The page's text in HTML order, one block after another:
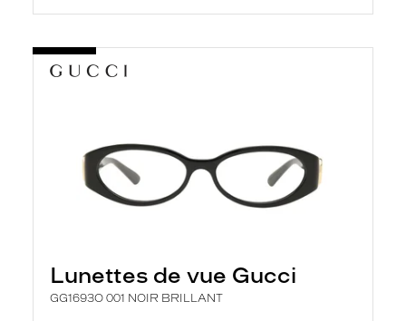
Lunettes de vue Gucci
GG1693O 001 NOIR BRILLANT